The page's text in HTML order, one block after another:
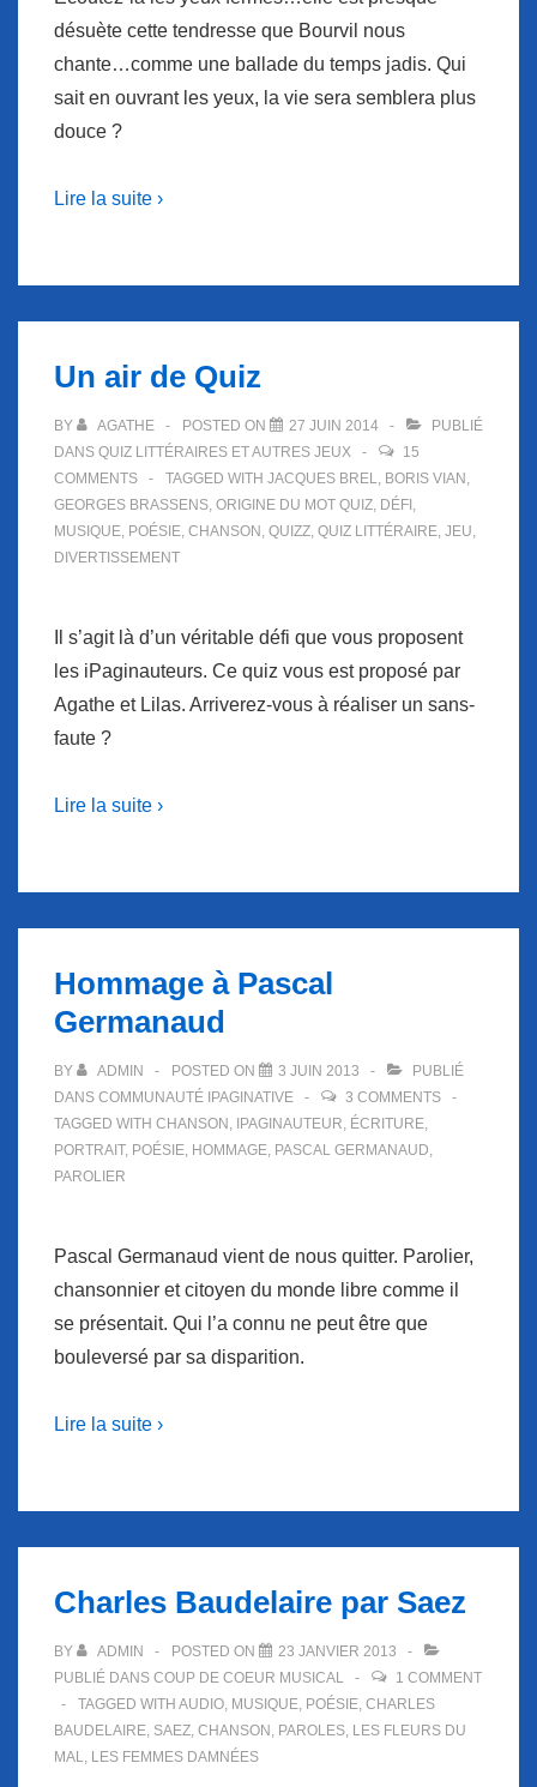
désuète cette tendresse que Bourvil nous
chante…comme une ballade du temps jadis. Qui
sait en ouvrant les yeux, la vie sera semblera plus
douce ?
Lire la suite ›
Un air de Quiz
BY AGATHE POSTED ON 27 JUIN 2014
PUBLIÉ
DANS QUIZ LITTÉRAIRES ET AUTRES JEUX
15
COMMENTS
TAGGED WITH JACQUES BREL, BORIS VIAN ,
GEORGES BRASSENS, ORIGINE DU MOT QUIZ, DÉFI ,
MUSIQUE, POÉSIE, CHANSON , QUIZZ, QUIZ LITTÉRAIRE, JEU,
DIVERTISSEMENT
Il s’agit là d’un véritable défi que vous proposent
les iPaginauteurs. Ce quiz vous est proposé par
Agathe et Lilas. Arriverez-vous à réaliser un sans-
faute ?
Lire la suite ›
Hommage à Pascal
Germanaud
BY ADMIN POSTED ON 3 JUIN 2013
PUBLIÉ
DANS COMMUNAUTÉ IPAGINATIVE
3 COMMENTS
TAGGED WITH CHANSON , IPAGINAUTEUR, ÉCRITURE,
PORTRAIT, POÉSIE, HOMMAGE, PASCAL GERMANAUD,
PAROLIER
Pascal Germanaud vient de nous quitter. Parolier,
chansonnier et citoyen du monde libre comme il
se présentait. Qui l’a connu ne peut être que
bouleversé par sa disparition.
Lire la suite ›
Charles Baudelaire par Saez
BY ADMIN POSTED ON
23 JANVIER 2013
PUBLIÉ DANS COUP DE COEUR MUSICAL
1 COMMENT
TAGGED WITH AUDIO, MUSIQUE, POÉSIE, CHARLES
BAUDELAIRE, SAEZ, CHANSON , PAROLES, LES FLEURS DU
MAL, LES FEMMES DAMNÉES